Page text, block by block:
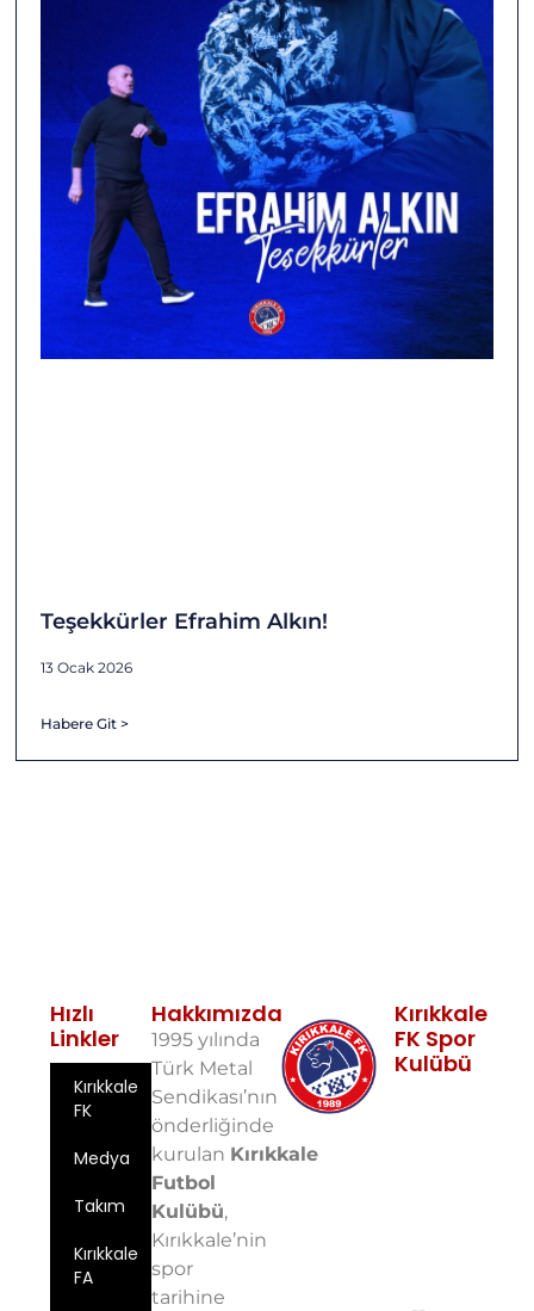
Teşekkürler Efrahim Alkın!
13 Ocak 2026
Habere Git >
Hakkımızda
1995 yılında
Türk Metal
Sendikası’nın
önderliğinde
kurulan Kırıkkale
Futbol
Kulübü,
Kırıkkale’nin
spor
tarihine
Hızlı
Linkler
Kırıkkale
FK
Medya
Takım
Kırıkkale
FA
Kırıkkale
FK Spor
Kulübü